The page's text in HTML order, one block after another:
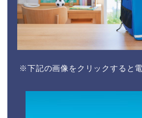
※下記の画像をクリックすると電